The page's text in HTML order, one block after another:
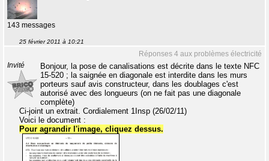
143 messages
25 février 2011 à 10:21
Réponses 4 aux problèmes électricité
Invité
Bonjour, la pose de canalisations est décrite dans le texte NFC
15-520 ; la saignée en diagonale est interdite dans les murs
porteurs sauf avis constructeur, dans les doublages c'est
autorisé avec des longueurs (on ne fait pas une diagonale
complète)
Ci-joint un extrait. Cordialement 1Insp (26/02/11)
Voici le document :
Pour agrandir l'image, cliquez dessus.